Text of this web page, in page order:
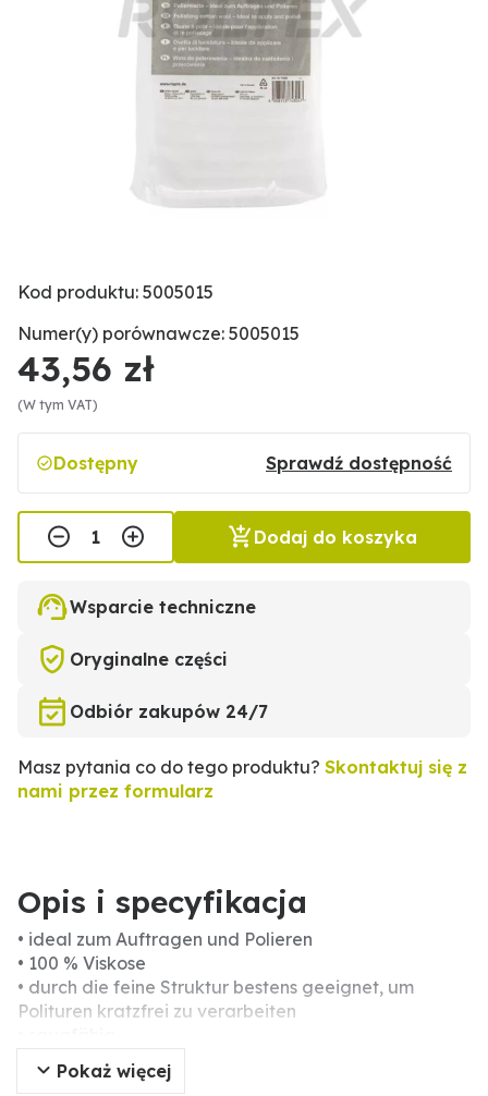
Kod produktu: 5005015
Numer(y) porównawcze: 5005015
43,56 zł
(W tym VAT)
Dostępny Sprawdź dostępność
Dodaj do koszyka
Wsparcie techniczne
Oryginalne części
Odbiór zakupów 24/7
Masz pytania co do tego produktu? Skontaktuj się z
nami przez formularz
Opis i specyfikacja
• ideal zum Auftragen und Polieren
• 100 % Viskose
• durch die feine Struktur bestens geeignet, um
Polituren kratzfrei zu verarbeiten
• schonend für Lack und Chrom
• sparsam im Verbrauch
Pokaż więcej